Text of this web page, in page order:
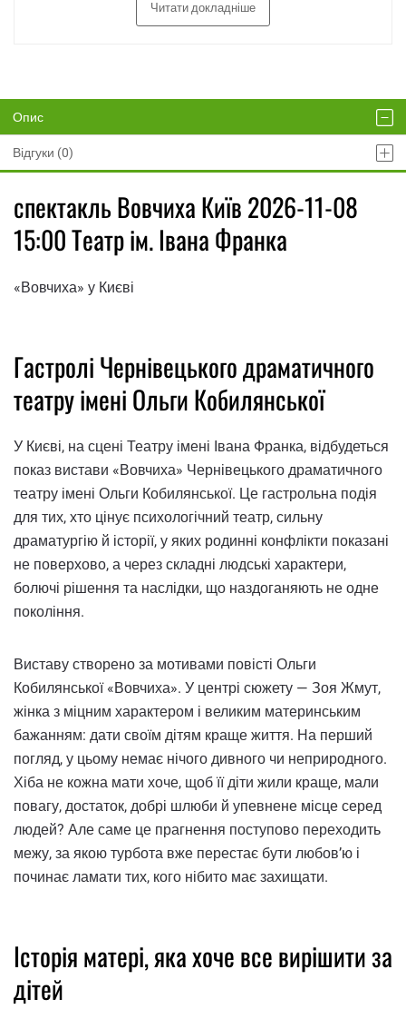
Читати докладніше
Опис
Відгуки (0)
спектакль Вовчиха Київ 2026-11-08
15:00 Театр ім. Івана Франка
«Вовчиха» у Києві
Гастролі Чернівецького драматичного
театру імені Ольги Кобилянської
У Києві, на сцені Театру імені Івана Франка, відбудеться
показ вистави «Вовчиха» Чернівецького драматичного
театру імені Ольги Кобилянської. Це гастрольна подія
для тих, хто цінує психологічний театр, сильну
драматургію й історії, у яких родинні конфлікти показані
не поверхово, а через складні людські характери,
болючі рішення та наслідки, що наздоганяють не одне
покоління.
Виставу створено за мотивами повісті Ольги
Кобилянської «Вовчиха». У центрі сюжету — Зоя Жмут,
жінка з міцним характером і великим материнським
бажанням: дати своїм дітям краще життя. На перший
погляд, у цьому немає нічого дивного чи неприродного.
Хіба не кожна мати хоче, щоб її діти жили краще, мали
повагу, достаток, добрі шлюби й упевнене місце серед
людей? Але саме це прагнення поступово переходить
межу, за якою турбота вже перестає бути любов’ю і
починає ламати тих, кого нібито має захищати.
Історія матері, яка хоче все вирішити за
дітей